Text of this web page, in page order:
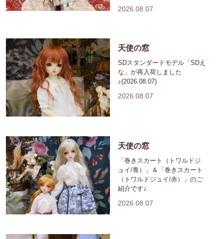
2026.08.07
天使の窓
SDスタンダードモデル「SDえ
な」が再入荷しました
♪(2026.08.07)
2026.08.07
天使の窓
「巻きスカート（トワルドジ
ュイ/青）」＆「巻きスカート
（トワルドジュイ/赤）」のご
紹介です♪
2026.08.07